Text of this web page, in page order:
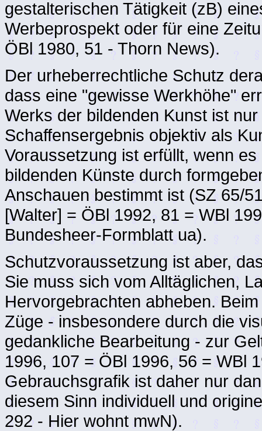
gestalterischen Tätigkeit (zB)
Werbeprospekt oder für eine
ÖBl 1980, 51 - Thorn News).
Der urheberrechtliche Schutz
dass eine "gewisse Werkhöhe"
Werks der bildenden Kunst ist
Schaffensergebnis objektiv als
Voraussetzung ist erfüllt, wenn
bildenden Künste durch
Anschauen bestimmt ist (SZ 65/
[Walter] = ÖBl 1992, 81 = WBl
Bundesheer-Formblatt ua).
Schutzvoraussetzung ist aber,
Sie muss sich vom Alltäglichen,
Hervorgebrachten abheben.
Züge - insbesondere durch die
gedankliche Bearbeitung - zur
1996, 107 = ÖBl 1996, 56 = WBl
Gebrauchsgrafik ist daher nur
diesem Sinn individuell und
292 - Hier wohnt mwN).